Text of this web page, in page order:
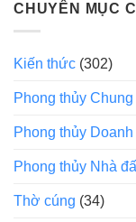
CHUYÊN MỤC
Kiến thức (302)
Phong thủy
Phong thủy
Phong thủy Nhà
Thờ cúng (34)